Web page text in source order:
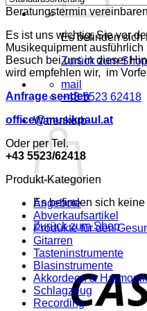
Es befinden sich
Zurück zum Shop
mail
+43 5523 62418
Warenkorb
Es befinden sich
Zurück zum Shop
Beratungstermin vereinbaren
Es ist uns wichtig, Sie vor
Musikequipment
Besuch bei uns in dieser
wird empfehlen wir, im
Anfrage senden
office@musikpaul.at
Oder per Tel.
+43 5523/62418
Produkt-Kategorien
Angebote
Abverkaufsartikel
Produkte für den
Gitarren
Tasteninstrumente
Blasinstrumente
Akkordeon &
Schlagzeug
Recording